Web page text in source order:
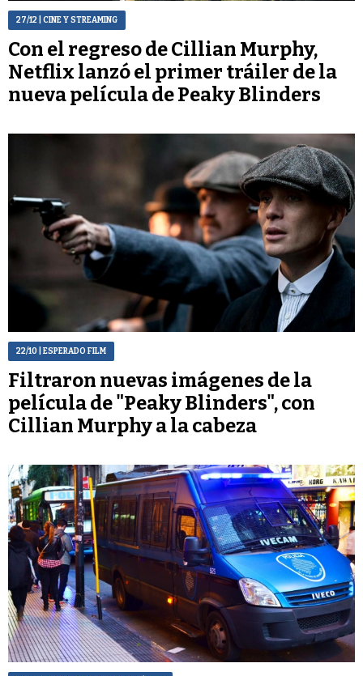
27/12 | CINE Y STREAMING
Con el regreso de Cillian Murphy,
Netflix lanzó el primer tráiler de la
nueva película de Peaky Blinders
22/10 | ESPERADO FILM
Filtraron nuevas imágenes de la
película de "Peaky Blinders", con
Cillian Murphy a la cabeza